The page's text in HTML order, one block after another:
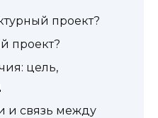
проект?
проект?
цель,
и связь между